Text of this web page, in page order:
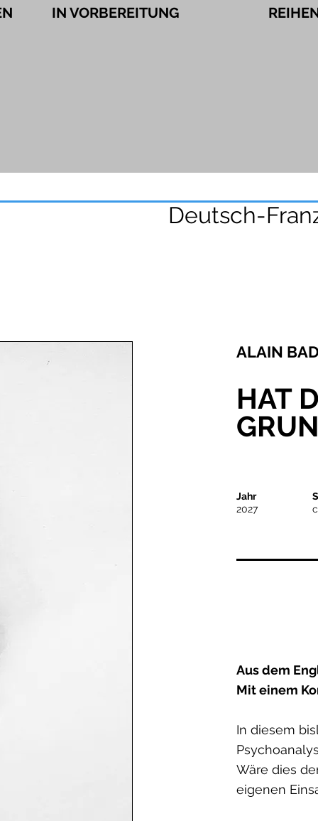
IN VORBEREITUNG
Deutsch-
ALAIN
HAT
Jahr
2027
Aus dem
Mit einem
In diesem
Wäre dies
eigenen